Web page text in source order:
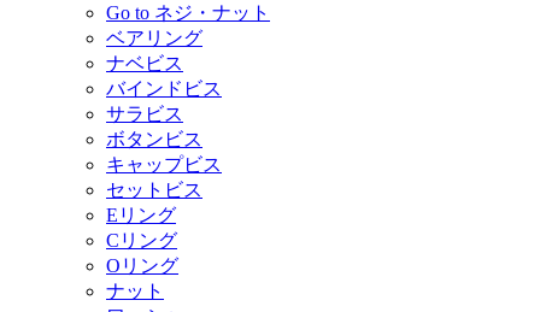
Go to ネジ・ナット
ベアリング
ナベビス
バインドビス
サラビス
ボタンビス
キャップビス
セットビス
Eリング
Cリング
Oリング
ナット